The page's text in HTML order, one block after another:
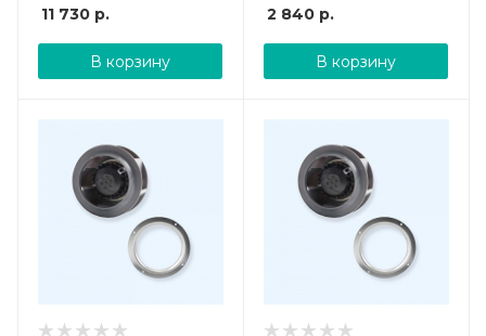
11 730 р.
В корзину
2 840 р.
В корзину